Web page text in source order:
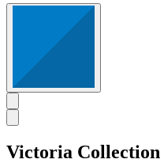
Victoria Collection